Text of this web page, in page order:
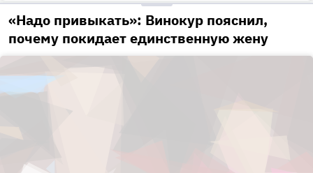
«Надо привыкать»: Винокур пояснил,
почему покидает единственную жену